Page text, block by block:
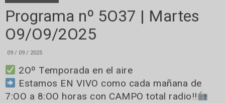
Programa nº 5O37 | Martes
O9/O9/2O25
09 / 09 / 2025
2Oº Temporada en el aire
Estamos EN VIVO como cada mañana de
7:OO a 8:OO horas con CAMPO total radio!!